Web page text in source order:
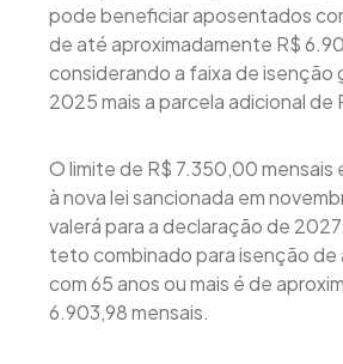
pode beneficiar aposentados
de até aproximadamente R$
considerando a faixa de isenção
2025 mais a parcela adicional de
O limite de R$ 7.350,00 mensais
à nova lei sancionada em
valerá para a declaração de
teto combinado para isenção
com 65 anos ou mais é de
6.903,98 mensais.